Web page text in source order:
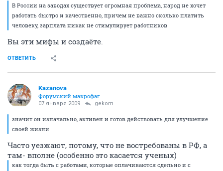
В России на заводах существует огромная проблема, народ не хочет
работать быстро и качественно, причем не важно сколько платить
человеку, зарплата никак не стимулирует работников
Вы эти мифы и создаёте.
ОТВЕТИТЬ
Kazanova
Форумский макрофаг
07 января 2009 gekom
значит он изначально, активен и готов действовать для улучшение
своей жизни
Часто уезжают, потому, что не востребованы в РФ, а
там- вполне (особенно это касается ученых)
как тогда быть с работами, которые оплачиваются сдельно и с